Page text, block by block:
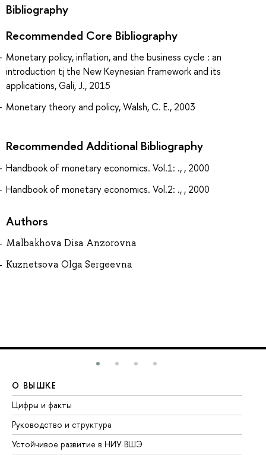
Bibliography
Recommended Core Bibliography
Monetary policy, inflation, and the business cycle : an
introduction tj the New Keynesian framework and its
applications, Gali, J., 2015
Monetary theory and policy, Walsh, C. E., 2003
Recommended Additional Bibliography
Handbook of monetary economics. Vol.1: ., , 2000
Handbook of monetary economics. Vol.2: ., , 2000
Authors
Malbakhova Disa Anzorovna
Kuznetsova Olga Sergeevna
О ВЫШКЕ
Цифры и факты
Руководство и структура
Устойчивое развитие в НИУ ВШЭ